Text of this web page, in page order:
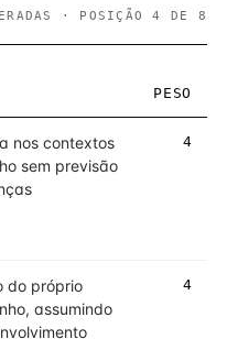
· POSIÇÃO 4 DE 8
PESO
nos contextos
sem previsão
4
do próprio
assumindo
4